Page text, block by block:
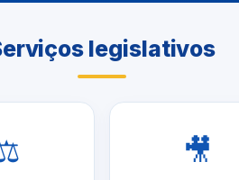
legislativos
🎥